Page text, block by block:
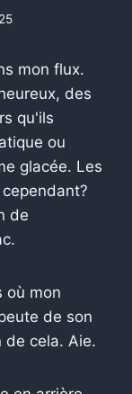
mon flux.
des
qu'ils
ou
glacée. Les
de
où mon
de son
de cela. Aie.